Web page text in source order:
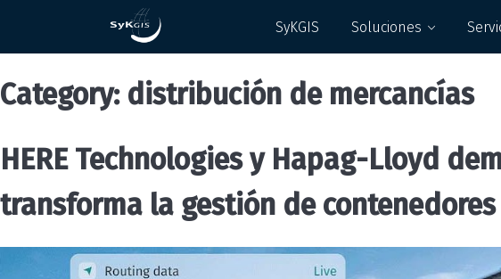
SyKGIS Soluciones
Category: distribución de mercancías
HERE Technologies y Hapag-Lloyd
transforma la gestión de contenedores